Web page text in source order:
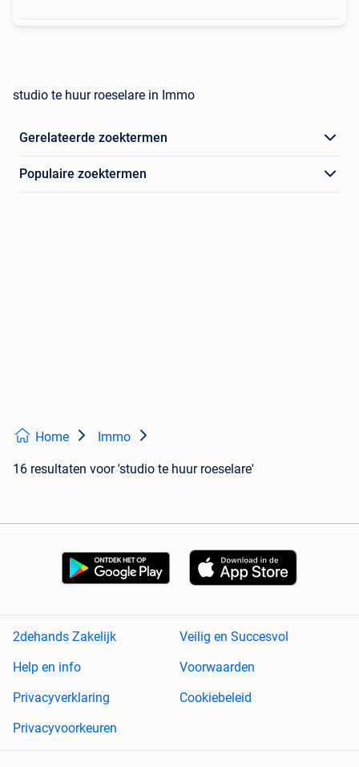
studio te huur roeselare in Immo
Gerelateerde zoektermen
Populaire zoektermen
Home Immo
16 resultaten voor 'studio te huur roeselare'
2dehands Zakelijk
Veilig en Succesvol
Help en info
Voorwaarden
Privacyverklaring
Cookiebeleid
Privacyvoorkeuren